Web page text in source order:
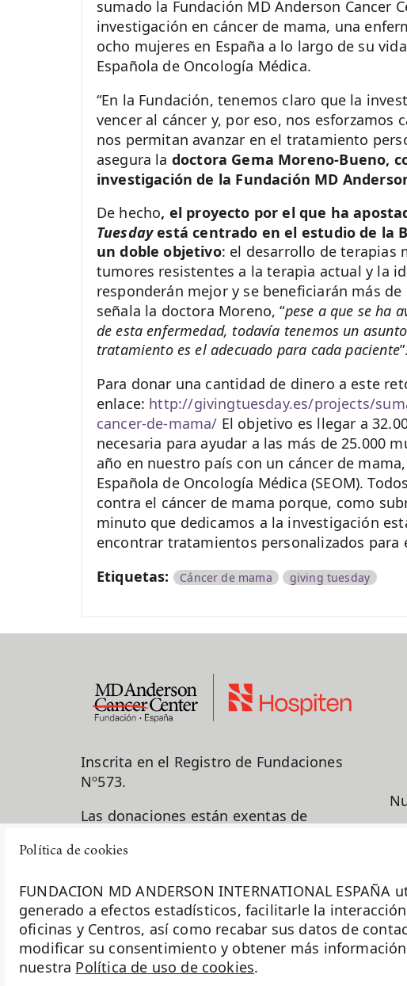
Política de cookies
FUNDACION MD ANDERSON INTERNATIONAL
generado a efectos estadísticos, facilitarle la
oficinas y Centros, así como recabar sus datos de
modificar su consentimiento y obtener más
nuestra Política de uso de cookies.
sumado la Fundación MD Anderson Cancer
investigación en cáncer de mama, una
ocho mujeres en España a lo largo de su
Española de Oncología Médica.
“En la Fundación, tenemos claro que la
vencer al cáncer y, por eso, nos esforzamos
nos permitan avanzar en el tratamiento
asegura la doctora Gema Moreno-Bueno,
investigación de la Fundación MD
De hecho, el proyecto por el que ha
Tuesdayestá centrado en el estudio de la
un doble objetivo: el desarrollo de terapias
tumores resistentes a la terapia actual y la
responderán mejor y se beneficiarán más
señala la doctora Moreno, “pese a que se ha
de esta enfermedad, todavía tenemos un
tratamiento es el adecuado para cada paciente”.
Para donar una cantidad de dinero a este
enlace: http://givingtuesday.es/projects/
cancer-de-mama/ El objetivo es llegar a
necesaria para ayudar a las más de 25.000
año en nuestro país con un cáncer de
Española de Oncología Médica (SEOM).
contra el cáncer de mama porque, como
minuto que dedicamos a la investigación
encontrar tratamientos personalizados para
Etiquetas:
Cáncer de mama giving tuesday
Inscrita en el Registro de Fundaciones
Nº573.
Las donaciones están exentas de
info@fundacionmdandersonhospiten.es
C/ Arturo Soria, 270 28033 Madrid